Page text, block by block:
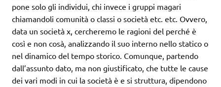
pone solo gli individui, chi invece i gruppi magari
chiamandoli comunità o classi o società etc. etc. Ovvero,
data un società x, cercheremo le ragioni del perché è
così e non cosà, analizzando il suo interno nello statico o
nel dinamico del tempo storico. Comunque, partendo
dall’assunto dato, ma non giustificato, che tutte le cause
dei vari modi in cui la società è e si struttura, dipendono